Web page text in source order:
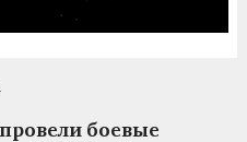
боевые